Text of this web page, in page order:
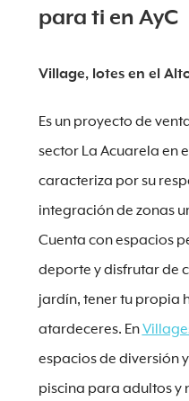
para ti en AyC
Village, lotes en el
Es un proyecto de
sector La Acuarela en
caracteriza por su
integración de zonas
Cuenta con espacios
deporte y disfrutar de
jardín, tener tu propia
atardeceres. En
espacios de diversión
piscina para adultos y